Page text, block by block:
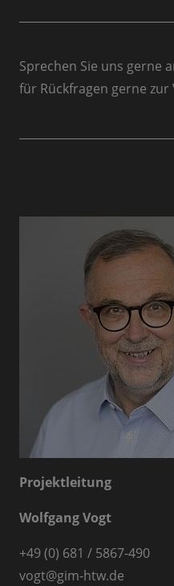
Sprechen Sie uns gerne
für Rückfragen gerne zur
Projektleitung
Wolfgang Vogt
+49 (0) 681 / 5867-490
vogt@gim-htw.de